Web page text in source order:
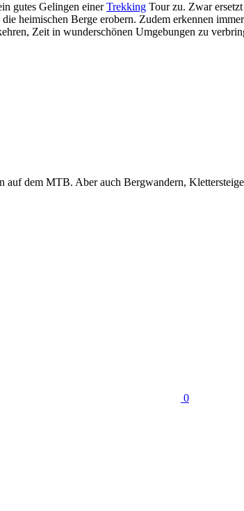
gutes Gelingen einerTrekking Tour zu. Zwar
heimischen Berge erobern. Zudem erkennen
Zeit in wunderschönen Umgebungen zu
auf dem MTB. Aber auch Bergwandern,
0